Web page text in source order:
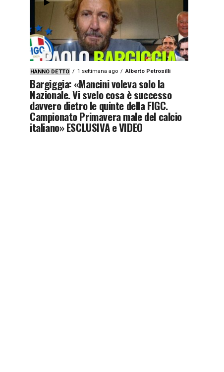
HANNO DETTO 1 settimana ago Alberto Petrosilli
Bargiggia: «Mancini voleva solo la
Nazionale. Vi svelo cosa è successo
davvero dietro le quinte della FIGC.
Campionato Primavera male del calcio
italiano» ESCLUSIVA e VIDEO